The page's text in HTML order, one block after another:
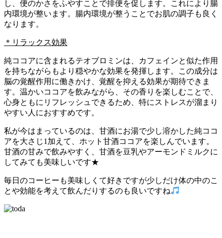
し、便のかさをふやすことで排便を促します。これにより腸
内環境が整います。腸内環境が整うことでお肌の調子も良く
なります。
＊リラックス効果
純ココアに含まれるテオブロミンは、カフェインと似た作用
を持ちながらもより穏やかな効果を発揮します。この成分は
脳の覚醒作用に働きかけ、覚醒を抑える効果が期待できま
す。温かいココアを飲みながら、その香りを楽しむことで、
心身ともにリフレッシュできるため、特にストレスが溜まり
やすい人におすすめです。
私が今はまっているのは、甘酒にお湯で少し溶かした純ココ
アを大さじ1加えて、ホット甘酒ココアを楽しんでいます。
甘酒の甘みで飲みやすく、甘酒を豆乳やアーモンドミルクに
してみても美味しいです★
毎日のコーヒーも美味しくて好きですが少しだけ体の中のこ
とや効能を考えて飲んだりするのも良いですね